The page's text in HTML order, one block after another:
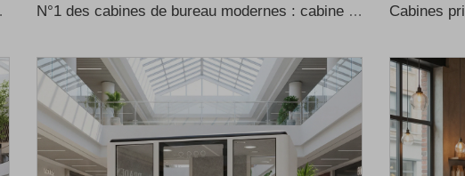
d’apprentissage N°1 des cabines de bureau modernes : cabine insonorisée avec isolation thermique et acoustique, adaptée au bureau à domicile et aux immeubles de bureaux – conception modulaire, prix de gros